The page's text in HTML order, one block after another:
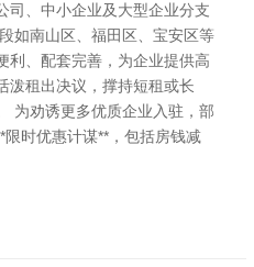
司、中小企业及大型企业分支
如南山区、福田区、宝安区等
利、配套完善，为企业提供高
泼租出决议，撑持短租或长
为劝诱更多优质企业入驻，部
时优惠计谋**，包括房钱减